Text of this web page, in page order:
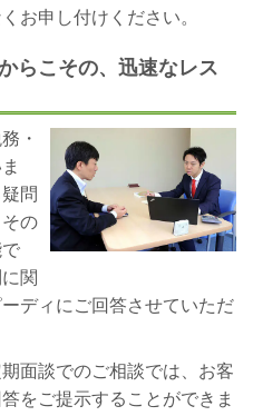
お申し付けください。
らこその、迅速なレス
・
問
の
関
ディにご回答させていただ
面談でのご相談では、お客
をご提示することができま